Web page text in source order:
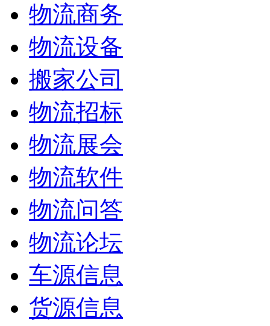
物流商务
物流设备
搬家公司
物流招标
物流展会
物流软件
物流问答
物流论坛
车源信息
货源信息